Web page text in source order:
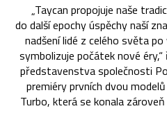
„Taycan propojuje naše
do další epochy úspěchy naší
nadšení lidé z celého světa
symbolizuje počátek nové
představenstva společnosti
premiéry prvních dvou
Turbo, která se konala